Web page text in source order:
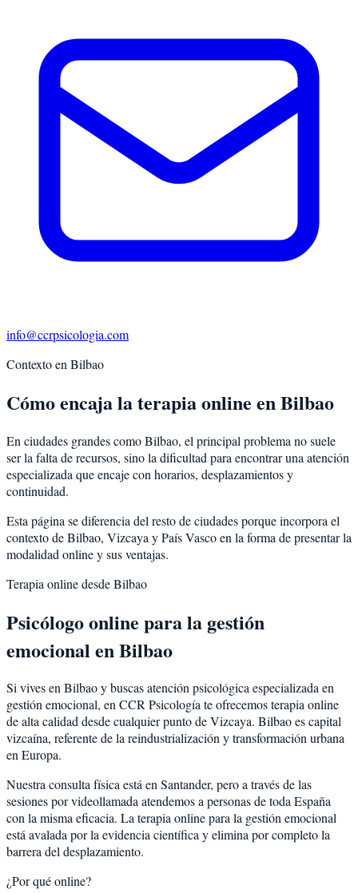
info@ccrpsicologia.com
Contexto en Bilbao
Cómo encaja la terapia online en Bilbao
En ciudades grandes como Bilbao, el principal problema no suele
ser la falta de recursos, sino la dificultad para encontrar una atención
especializada que encaje con horarios, desplazamientos y
continuidad.
Esta página se diferencia del resto de ciudades porque incorpora el
contexto deBilbao, Vizcaya yPaís Vascoen la forma de presentar la
modalidad online y sus ventajas.
Terapia online desdeBilbao
Psicólogo online para la gestión
emocional enBilbao
Si vives enBilbaoy buscas atención psicológica especializada en
gestión emocional, en CCR Psicología te ofrecemos terapia online
de alta calidad desde cualquier punto deVizcaya. Bilbaoescapital
vizcaína, referente de la reindustrialización y transformación urbana
en Europa.
Nuestra consulta física está en Santander, pero a través de las
sesiones por videollamada atendemos a personas de toda España
con la misma eficacia. La terapia online para la gestión emocional
está avalada por la evidencia científica y elimina por completo la
barrera del desplazamiento.
¿Por qué online?